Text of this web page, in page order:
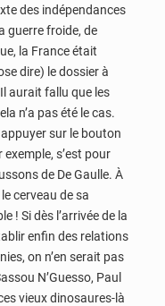
des indépendances
guerre froide, de
la France était
dire) le dossier à
aurait fallu que les
n’a pas été le cas.
appuyer sur le bouton
s’est pour
de De Gaulle. À
cerveau de sa
! Si dès l’arrivée de la
enfin des relations
on n’en serait pas
N’Guesso, Paul
vieux dinosaures-là